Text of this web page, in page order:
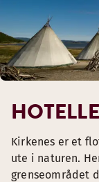
Kirkenes er et
ute i naturen.
grenseområdet